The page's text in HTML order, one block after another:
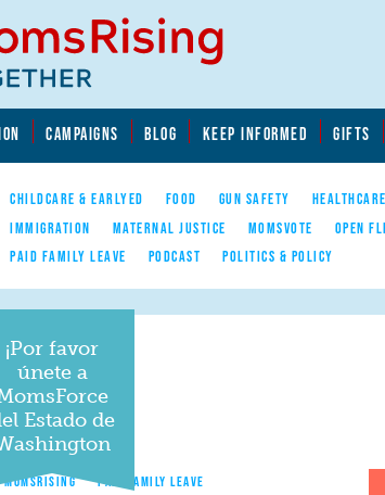
CAMPAIGNS BLOG KEEP INFORMED GIFTS
CHILDCARE & EARLYED FOOD GUN SAFETY
HEALTHCARE
IMMIGRATION
MATERNAL JUSTICE MOMSVOTE
OPEN
PAID FAMILY LEAVE
PODCAST POLITICS & POLICY
¡Por favor
únete a
Estado de
MOMSRISING PAID FAMILY LEAVE